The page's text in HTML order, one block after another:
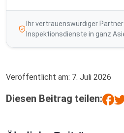
Ihr vertrauenswürdiger
Inspektionsdienste in ganz
Veröffentlicht am: 7. Juli 2026
Diesen Beitrag teilen: